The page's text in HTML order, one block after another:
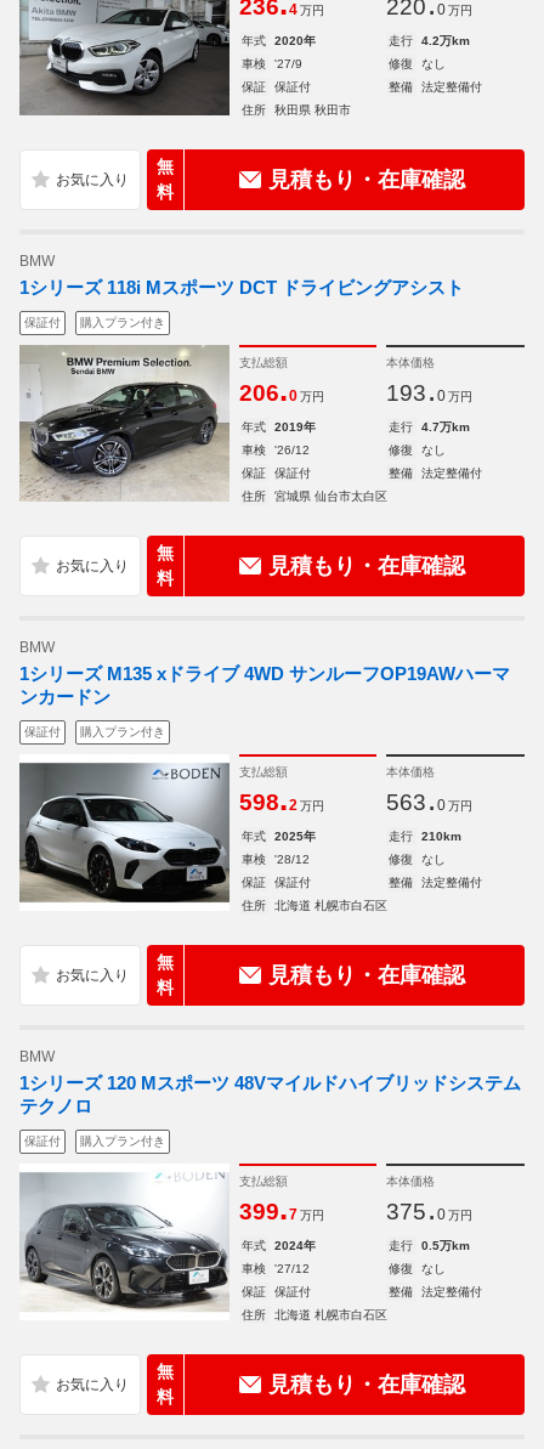
236 4 万円 220 0 万円
年式 2020年 走行
4.2万km
車検
'27/9 修復
なし
保証
保証付 整備
法定整備付
住所
秋田県 秋田市
無
料
見積もり・在庫確認
BMW
1シリーズ 118i Mスポーツ DCT ドライビングアシスト
保証付 購入プラン付き
支払総額
206.0 万円
本体価格
193. 0 万円
年式 2019年 走行
4.7万km
車検
'26/12 修復
なし
保証
保証付 整備
法定整備付
住所
宮城県 仙台市太白区
無
料
見積もり・在庫確認
BMW
1シリーズ M135 xドライブ 4WD サンルーフOP19AWハーマ
ンカードン
保証付 購入プラン付き
支払総額
598.2 万円
本体価格
563. 0 万円
年式 2025年 走行
210km
車検
'28/12 修復
なし
保証
保証付 整備
法定整備付
住所
北海道 札幌市白石区
無
料
見積もり・在庫確認
BMW
1シリーズ 120 Mスポーツ 48Vマイルドハイブリッドシステム
テクノロ
保証付 購入プラン付き
支払総額
399.7 万円
本体価格
375. 0 万円
年式 2024年 走行
0.5万km
車検
'27/12 修復
なし
保証
保証付 整備
法定整備付
住所
北海道 札幌市白石区
無
料
見積もり・在庫確認